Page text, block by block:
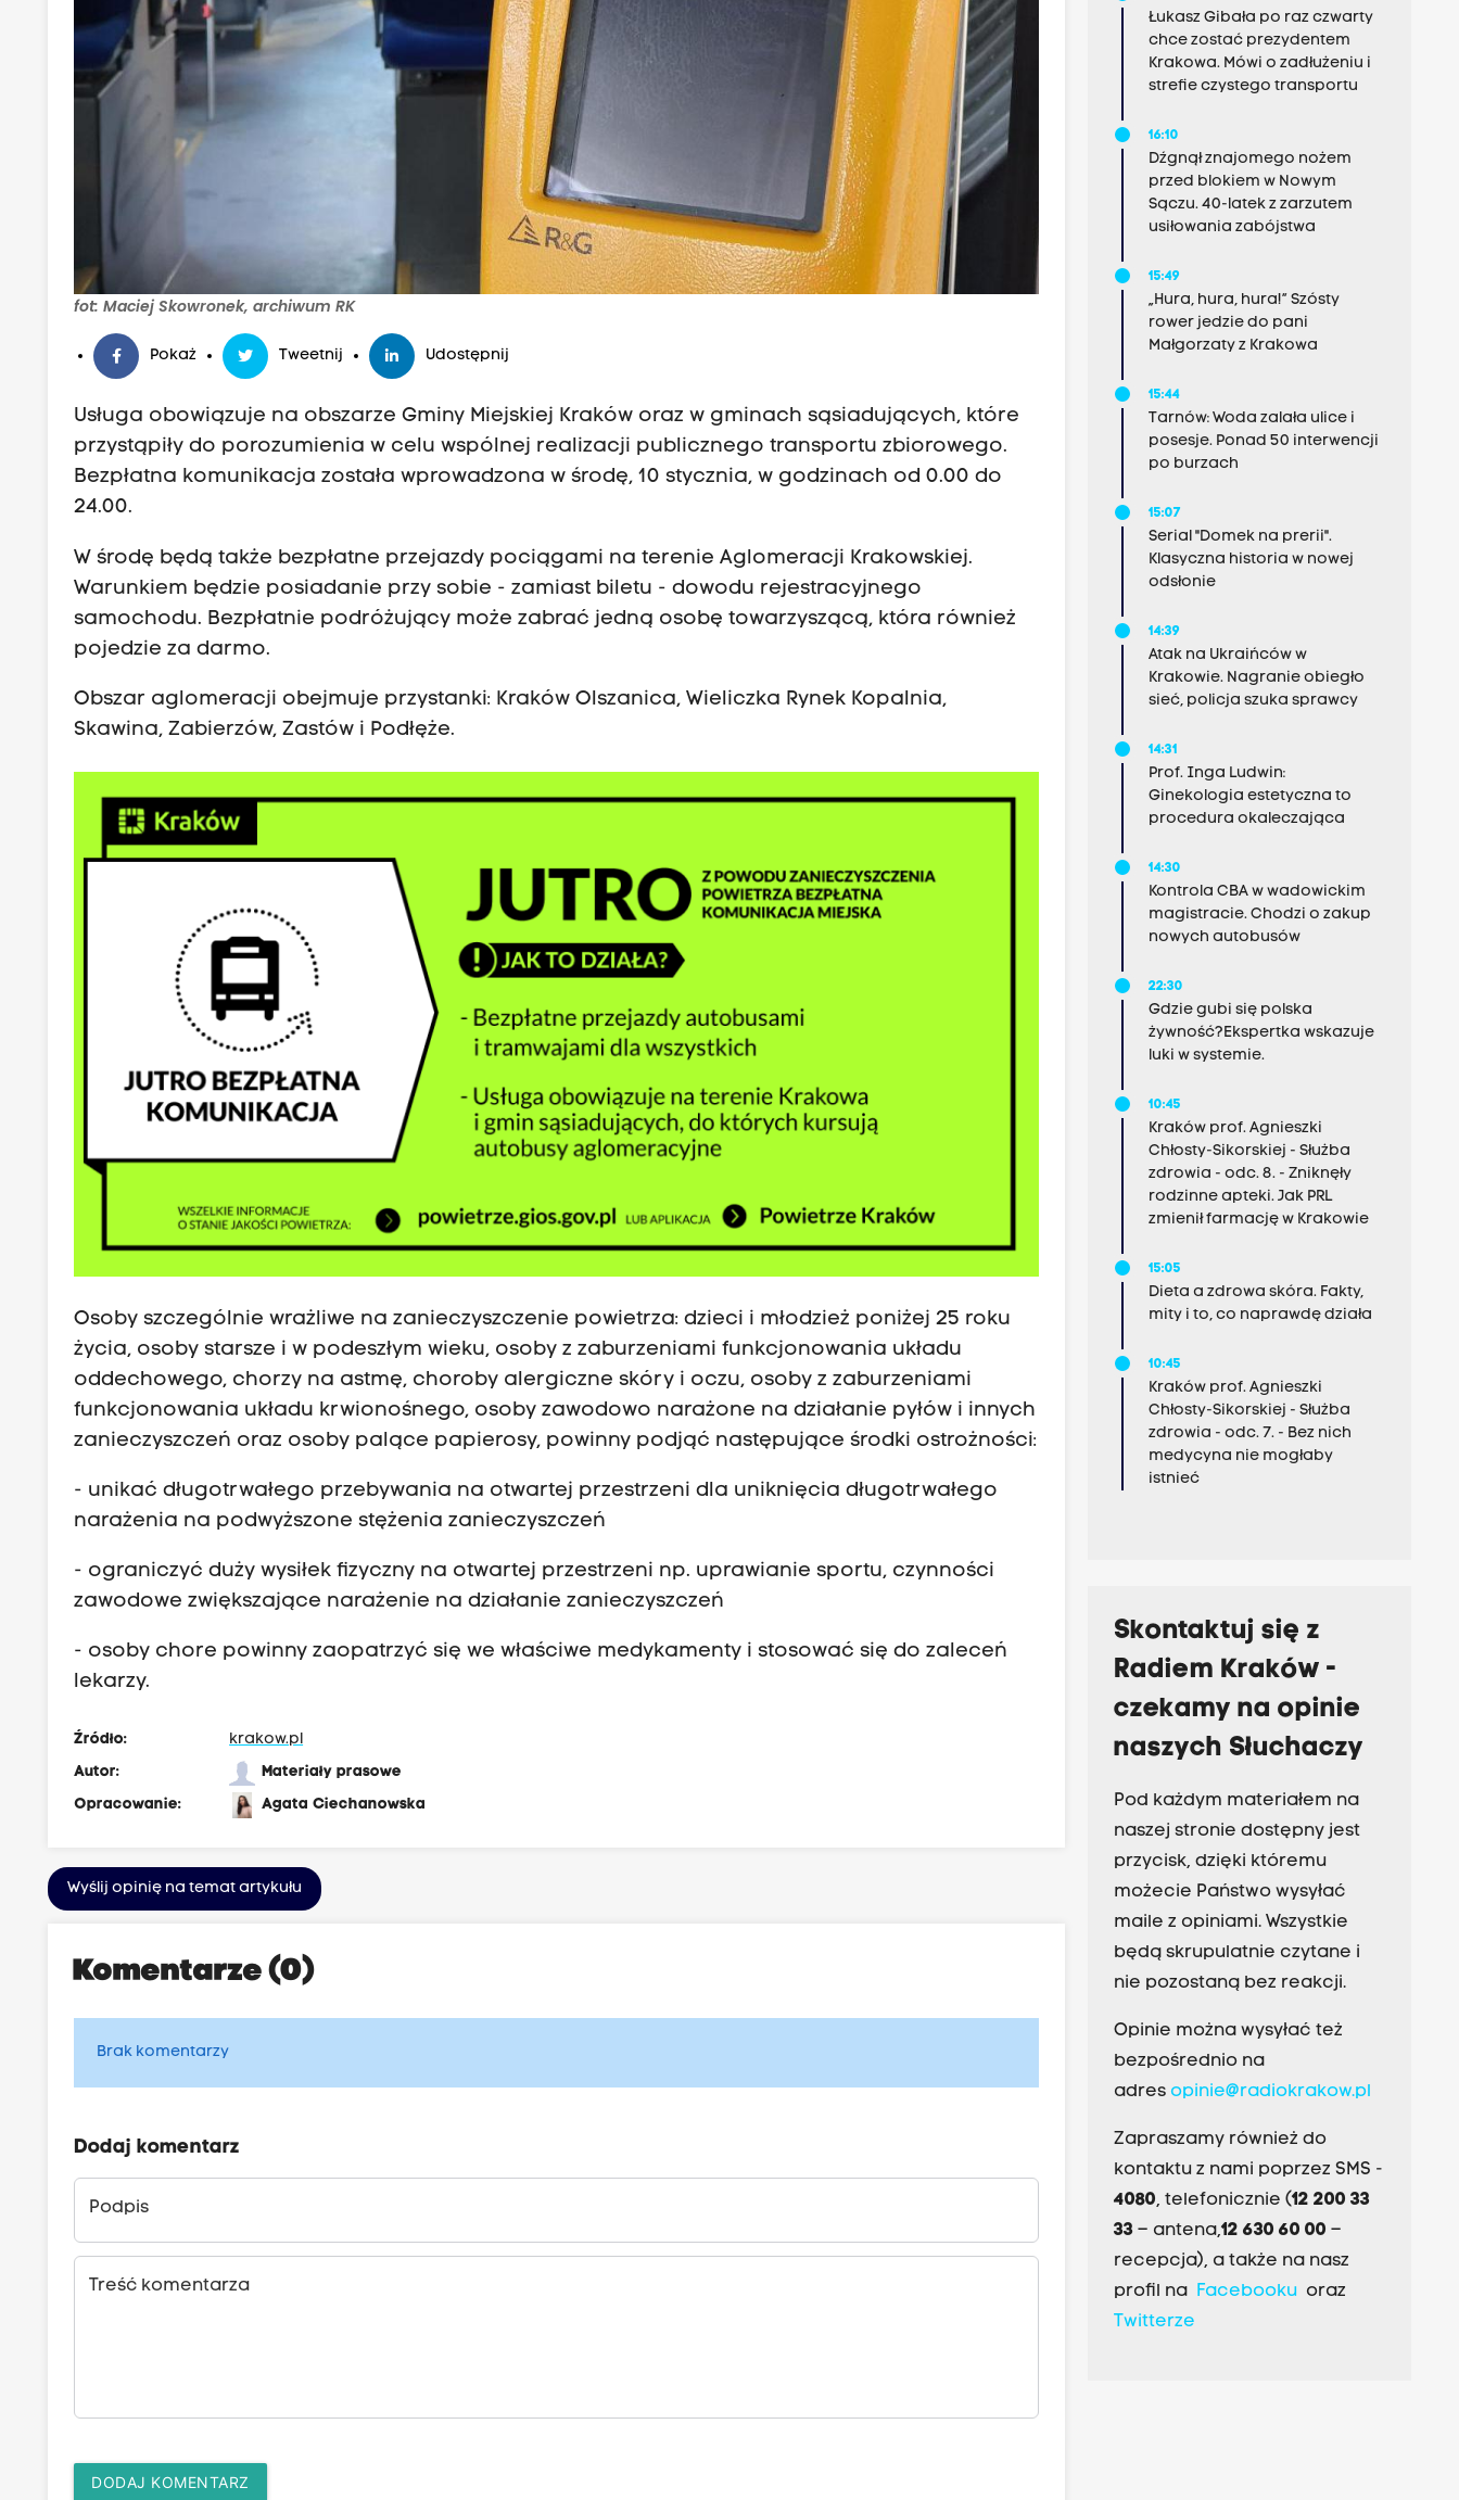
fot: Maciej Skowronek, archiwum RK
Pokaż Tweetnij Udostępnij
Usługa obowiązuje na obszarze Gminy Miejskiej Kraków oraz w gminach sąsiadujących, które
przystąpiły do porozumienia w celu wspólnej realizacji publicznego transportu zbiorowego.
Bezpłatna komunikacja została wprowadzona w środę, 10 stycznia, w godzinach od 0.00 do
24.00.
W środę będą także bezpłatne przejazdy pociągami na terenie Aglomeracji Krakowskiej.
Warunkiem będzie posiadanie przy sobie - zamiast biletu - dowodu rejestracyjnego
samochodu. Bezpłatnie podróżujący może zabrać jedną osobę towarzyszącą, która również
pojedzie za darmo.
Obszar aglomeracji obejmuje przystanki: Kraków Olszanica, Wieliczka Rynek Kopalnia,
Skawina, Zabierzów, Zastów i Podłęże.
Osoby szczególnie wrażliwe na zanieczyszczenie powietrza: dzieci i młodzież poniżej 25 roku
życia, osoby starsze i w podeszłym wieku, osoby z zaburzeniami funkcjonowania układu
oddechowego, chorzy na astmę, choroby alergiczne skóry i oczu, osoby z zaburzeniami
funkcjonowania układu krwionośnego, osoby zawodowo narażone na działanie pyłów i innych
zanieczyszczeń oraz osoby palące papierosy, powinny podjąć następujące środki ostrożności:
- unikać długotrwałego przebywania na otwartej przestrzeni dla uniknięcia długotrwałego
narażenia na podwyższone stężenia zanieczyszczeń
- ograniczyć duży wysiłek fizyczny na otwartej przestrzeni np. uprawianie sportu, czynności
zawodowe zwiększające narażenie na działanie zanieczyszczeń
- osoby chore powinny zaopatrzyć się we właściwe medykamenty i stosować się do zaleceń
lekarzy.
Źródło:
krakow.pl
Autor:
Materiały prasowe
Opracowanie:
Agata Ciechanowska
Wyślij opinię na temat artykułu
Komentarze (0)
Brak komentarzy
Dodaj komentarz
Podpis
Treść komentarza
DODAJ KOMENTARZ
Łukasz Gibała po raz czwarty
chce zostać prezydentem
Krakowa. Mówi o zadłużeniu i
strefie czystego transportu
16:10
Dźgnął znajomego nożem
przed blokiem w Nowym
Sączu. 40-latek z zarzutem
usiłowania zabójstwa
15:49
„Hura, hura, hura!” Szósty
rower jedzie do pani
Małgorzaty z Krakowa
15:44
Tarnów: Woda zalała ulice i
posesje. Ponad 50 interwencji
po burzach
15:07
Serial "Domek na prerii".
Klasyczna historia w nowej
odsłonie
14:39
Atak na Ukraińców w
Krakowie. Nagranie obiegło
sieć, policja szuka sprawcy
14:31
Prof. Inga Ludwin:
Ginekologia estetyczna to
procedura okaleczająca
14:30
Kontrola CBA w wadowickim
magistracie. Chodzi o zakup
nowych autobusów
22:30
Gdzie gubi się polska
żywność?Ekspertka wskazuje
luki w systemie.
10:45
Kraków prof. Agnieszki
Chłosty-Sikorskiej - Służba
zdrowia - odc. 8. - Zniknęły
rodzinne apteki. Jak PRL
zmienił farmację w Krakowie
15:05
Dieta a zdrowa skóra. Fakty,
mity i to, co naprawdę działa
10:45
Kraków prof. Agnieszki
Chłosty-Sikorskiej - Służba
zdrowia - odc. 7. - Bez nich
medycyna nie mogłaby
istnieć
Skontaktuj się z
Radiem Kraków -
czekamy na opinie
naszych Słuchaczy
Pod każdym materiałem na
naszej stronie dostępny jest
przycisk, dzięki któremu
możecie Państwo wysyłać
maile z opiniami. Wszystkie
będą skrupulatnie czytane i
nie pozostaną bez reakcji.
Opinie można wysyłać też
bezpośrednio na
adres opinie@radiokrakow.pl
Zapraszamy również do
kontaktu z nami poprzez SMS -
4080, telefonicznie (12 200 33
33– antena,12 630 60 00 –
recepcja), a także na nasz
profil na Facebookuoraz
Twitterze